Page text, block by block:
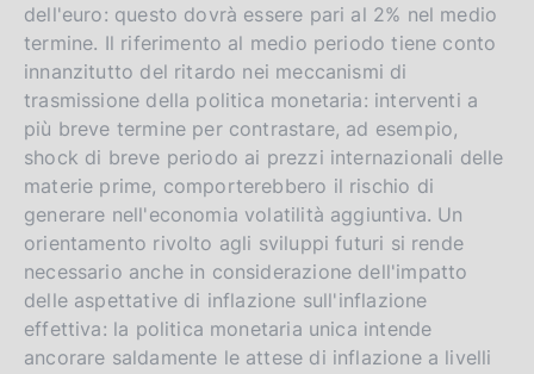
dell'euro: questo dovrà essere pari al 2% nel medio
termine. Il riferimento al medio periodo tiene conto
innanzitutto del ritardo nei meccanismi di
trasmissione della politica monetaria: interventi a
più breve termine per contrastare, ad esempio,
shock di breve periodo ai prezzi internazionali delle
materie prime, comporterebbero il rischio di
generare nell'economia volatilità aggiuntiva. Un
orientamento rivolto agli sviluppi futuri si rende
necessario anche in considerazione dell'impatto
delle aspettative di inflazione sull'inflazione
effettiva: la politica monetaria unica intende
ancorare saldamente le attese di inflazione a livelli